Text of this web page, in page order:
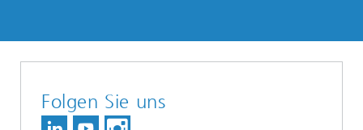
Folgen Sie uns